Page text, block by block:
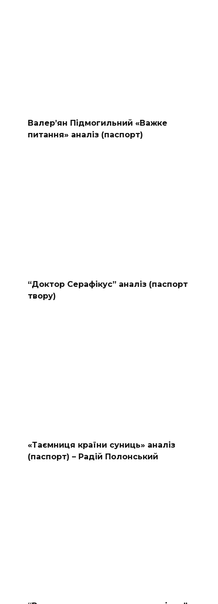
Валер’ян Підмогильний «Важке
питання» аналіз (паспорт)
“Доктор Серафікус” аналіз (паспорт
твору)
«Таємниця країни суниць» аналіз
(паспорт) – Радій Полонський